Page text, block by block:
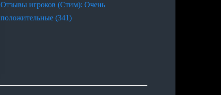
Отзывы игроков (Стим): Очень
положительные (341)